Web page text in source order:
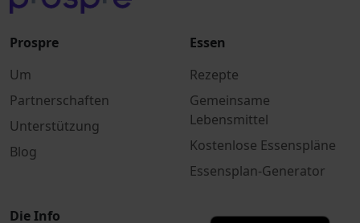
Prospre
Um
Partnerschaften
Unterstützung
Blog
Essen
Rezepte
Gemeinsame
Lebensmittel
Kostenlose Essenspläne
Essensplan-Generator
Die Info